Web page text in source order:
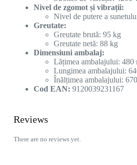
Nivel de zgomot și vibrații:
Nivel de putere a
Greutate:
Greutate brută: 95 kg
Greutate netă: 88 kg
Dimensiuni ambalaj:
Lățimea ambalajului: 480
Lungimea ambalajului:
Înălțimea ambalajului:
Cod EAN: 9120039231167
Reviews
There are no reviews yet.